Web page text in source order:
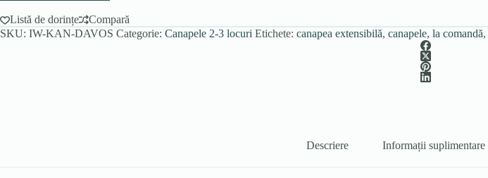
Listă de dorințe
Compară
SKU: IW-KAN-DAVOS Categorie: Canapele 2-3 locuri Etichete: canapea extensibilă, canapele, la comandă,
Descriere Informații suplimentare